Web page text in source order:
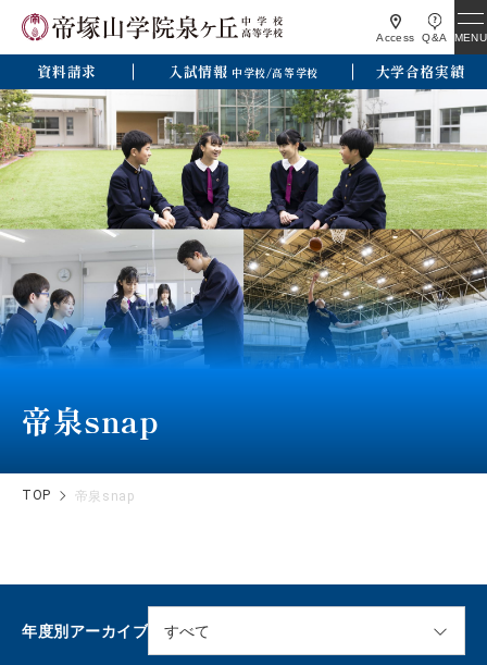
Access Q&A MENU
資料請求 入試情報 中学校/高等学校 大学合格実績
帝泉snap
TOP 帝泉snap
年度別アーカイブ